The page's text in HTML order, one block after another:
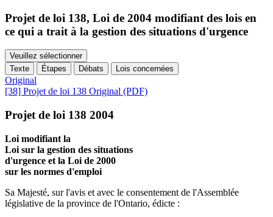
Projet de loi 138, Loi de 2004 modifiant des lois en
ce qui a trait à la gestion des situations d'urgence
Veuillez sélectionner
Texte
Étapes Débats Lois concernées
Original
[38] Projet de loi 138 Original (PDF)
Projet de loi 138 2004
Loi modifiant la
Loi sur la gestion des situations
d'urgence et la Loi de 2000
sur les normes d'emploi
Sa Majesté, sur l'avis et avec le consentement de l'Assemblée
législative de la province de l'Ontario, édicte :